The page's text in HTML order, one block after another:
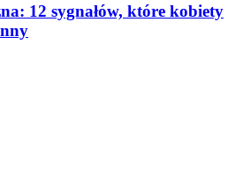
12 sygnałów, które kobiety